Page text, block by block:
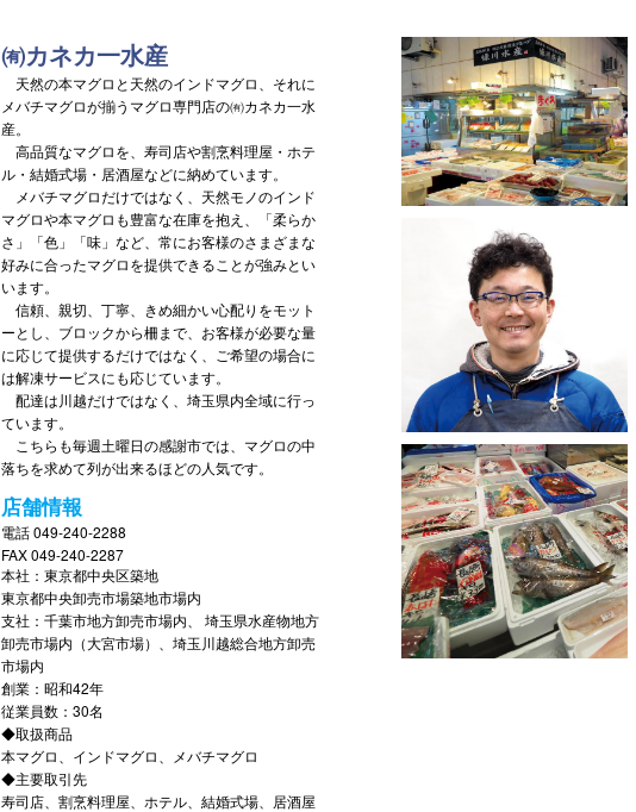
㈲カネカ一水産
天然の本マグロと天然のインドマグロ、それに
メバチマグロが揃うマグロ専門店の㈲カネカ一水
産。
高品質なマグロを、寿司店や割烹料理屋・ホテ
ル・結婚式場・居酒屋などに納めています。
メバチマグロだけではなく、天然モノのインド
マグロや本マグロも豊富な在庫を抱え、「柔らか
さ」「色」「味」など、常にお客様のさまざまな
好みに合ったマグロを提供できることが強みとい
います。
信頼、親切、丁寧、きめ細かい心配りをモット
ーとし、ブロックから柵まで、お客様が必要な量
に応じて提供するだけではなく、ご希望の場合に
は解凍サービスにも応じています。
配達は川越だけではなく、埼玉県内全域に行っ
ています。
こちらも毎週土曜日の感謝市では、マグロの中
落ちを求めて列が出来るほどの人気です。
店舗情報
電話 049-240-2288
FAX 049-240-2287
本社：東京都中央区築地
東京都中央卸売市場築地市場内
支社：千葉市地方卸売市場内、 埼玉県水産物地方
卸売市場内（大宮市場）、埼玉川越総合地方卸売
市場内
創業：昭和42年
従業員数：30名
◆取扱商品
本マグロ、インドマグロ、メバチマグロ
◆主要取引先
寿司店、割烹料理屋、ホテル、結婚式場、居酒屋